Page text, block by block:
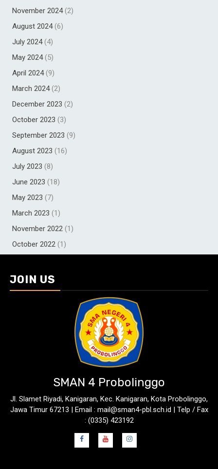
November 2024(2)
August 2024(6)
July 2024(4)
May 2024(5)
April 2024(9)
March 2024(2)
December 2023 (2)
October 2023 (3)
September 2023 (9)
August 2023 (16)
July 2023 (8)
June 2023 (18)
May 2023 (7)
March 2023 (1)
November 2022 (1)
October 2022 (1)
JOIN US
SMAN 4 Probolinggo
Jl. Slamet Riyadi, Kanigaran, Kec. Kanigaran, Kota Probolinggo,
Jawa Timur 67213 | Email : mail@sman4-pbl.sch.id | Telp / Fax
: (0335) 423192